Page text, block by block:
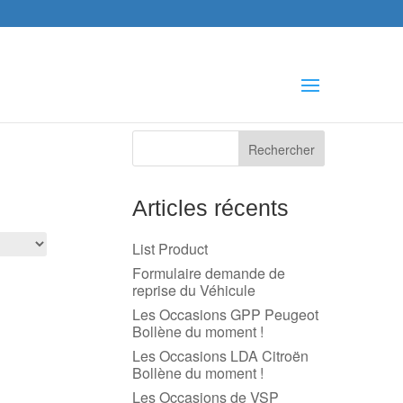
Articles récents
List Product
Formulaire demande de
reprise du Véhicule
Les Occasions GPP Peugeot
Bollène du moment !
Les Occasions LDA Citroën
Bollène du moment !
Les Occasions de VSP